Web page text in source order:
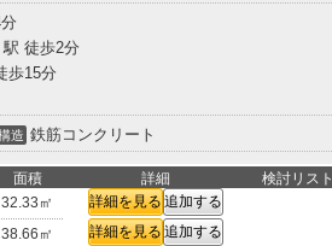
駅 徒歩2分
歩15分
造 鉄筋コンクリート
面積 詳細
検討リスト
32.33㎡ 詳細を見る 追加する
38.66㎡ 詳細を見る 追加する